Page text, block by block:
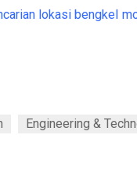
lokasi bengkel
Engineering &